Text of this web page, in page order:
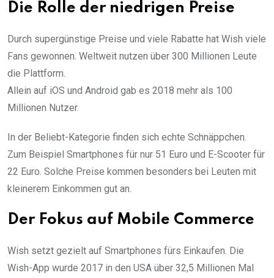
Die Rolle der niedrigen Preise
Durch supergünstige Preise und viele Rabatte hat Wish viele
Fans gewonnen. Weltweit nutzen über 300 Millionen Leute
die Plattform.
Allein auf iOS und Android gab es 2018 mehr als 100
Millionen Nutzer.
In der Beliebt-Kategorie finden sich echte Schnäppchen.
Zum Beispiel Smartphones für nur 51 Euro und E-Scooter für
22 Euro. Solche Preise kommen besonders bei Leuten mit
kleinerem Einkommen gut an.
Der Fokus auf Mobile Commerce
Wish setzt gezielt auf Smartphones fürs Einkaufen. Die
Wish-App wurde 2017 in den USA über 32,5 Millionen Mal